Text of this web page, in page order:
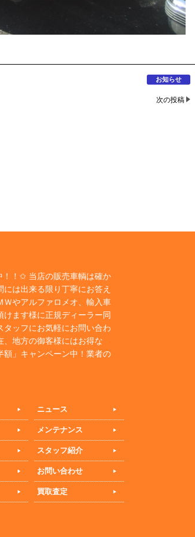
お知らせ
次の投稿
！✩ 当店の販売車輌は確か
は出来る限り丁寧にお答え
Ｗやアルファロメオ、輸入車
ます様に正規ディーラー同
ッフにお気軽にお問い合わ
地方の御客様にはお得な
額」キャンペーン中！業者の
ニュース
メンテナンス
スタッフ紹介
お問い合わせ
買取査定